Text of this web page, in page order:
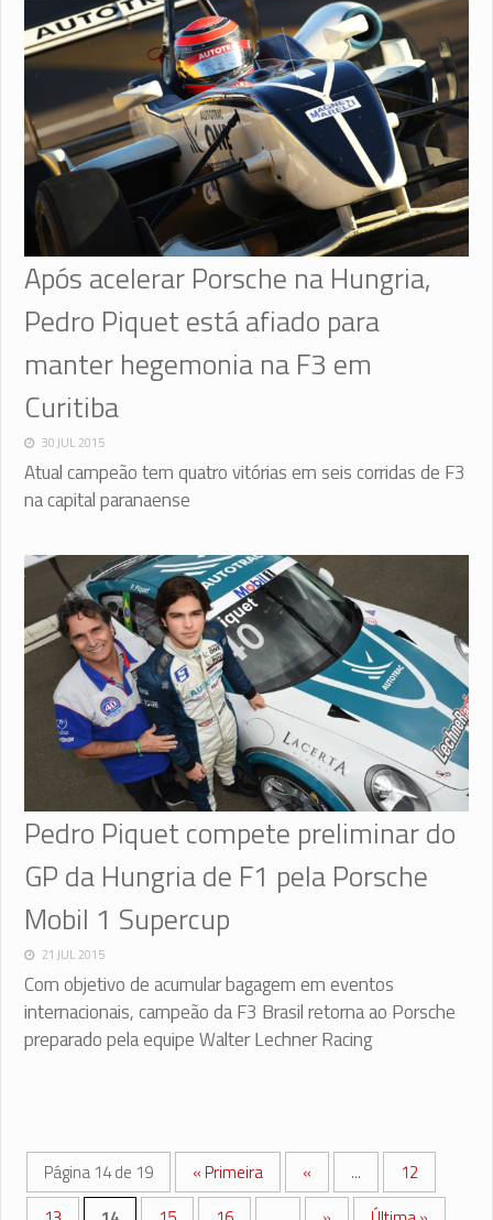
Após acelerar Porsche na Hungria,
Pedro Piquet está afiado para
manter hegemonia na F3 em
Curitiba
30 JUL 2015
Atual campeão tem quatro vitórias em seis corridas de F3
na capital paranaense
Pedro Piquet compete preliminar do
GP da Hungria de F1 pela Porsche
Mobil 1 Supercup
21 JUL 2015
Com objetivo de acumular bagagem em eventos
internacionais, campeão da F3 Brasil retorna ao Porsche
preparado pela equipe Walter Lechner Racing
Página 14 de 19 « Primeira « ...
12